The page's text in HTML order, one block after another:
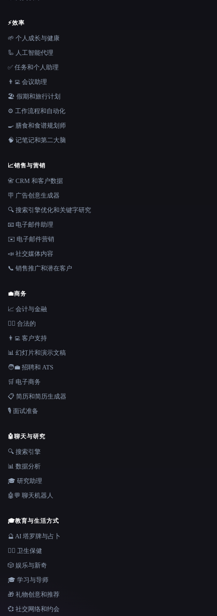
⚡效率
🌱 个人成长与健康
🦾 人工智能代理
✅ 任务和个人助理
👨‍💻 会议助理
🏖 假期和旅行计划
⚙️ 工作流程和自动化
🍳 膳食和食谱规划师
🧠 记笔记和第二大脑
📈销售与营销
📇 CRM 和客户数据
🪧 广告创意生成器
🔍 搜索引擎优化和关键字研究
📧 电子邮件助理
✉️ 电子邮件营销
📣 社交媒体内容
📞 销售推广和潜在客户
💼商务
📈 会计与金融
👩‍⚖️ 合法的
👨‍💻 客户支持
📊 幻灯片和演示文稿
🧑‍💼 招聘和 ATS
🛒 电子商务
📋 简历和简历生成器
🎙️ 面试准备
🤖聊天与研究
🔍 搜索引擎
📊 数据分析
🎓 研究助理
🤖💬 聊天机器人
🎓教育与生活方式
🔮 AI 塔罗牌与占卜
👩‍⚕️ 卫生保健
🎲 娱乐与新奇
🎓 学习与导师
🎁 礼物创意和推荐
💞 社交网络和约会